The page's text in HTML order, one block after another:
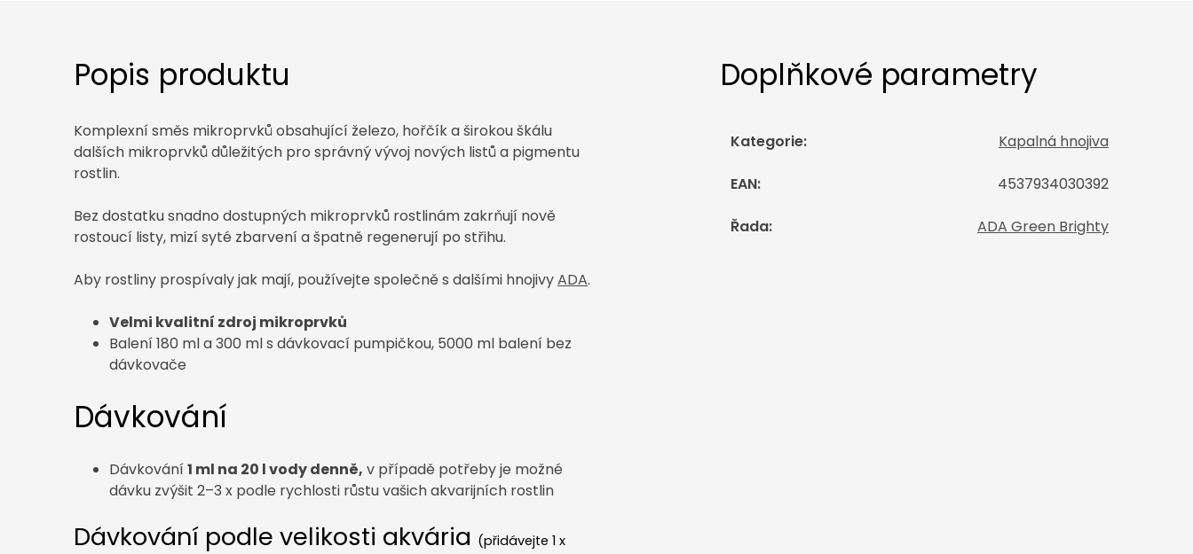
Popis produktu
Komplexní směs mikroprvků obsahující železo, hořčík a širokou škálu
dalších mikroprvků důležitých pro správný vývoj nových listů a pigmentu
rostlin.
Bez dostatku snadno dostupných mikroprvků rostlinám zakrňují nově
rostoucí listy, mizí syté zbarvení a špatně regenerují po střihu.
Aby rostliny prospívaly jak mají, používejte společně s dalšími hnojivyADA.
Velmi kvalitní zdroj mikroprvků
Balení 180 ml a 300 ml s dávkovací pumpičkou, 5000 ml balení bez
dávkovače
Dávkování
Dávkování 1 ml na 20 l vody denně, v případě potřeby je možné
dávku zvýšit 2–3 x podle rychlosti růstu vašich akvarijních rostlin
Dávkování podle velikosti akvária (přidávejte 1 x
Doplňkové parametry
Kategorie: Kapalná hnojiva
EAN: 4537934030392
Řada: ADA Green Brighty